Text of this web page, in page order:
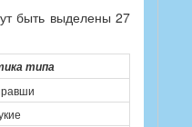
быть выделены 27
типа